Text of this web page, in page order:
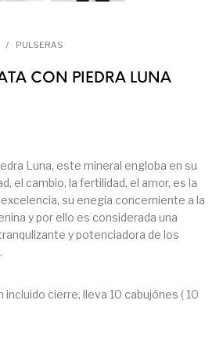
/ PULSERAS
CON PIEDRA LUNA
Luna, este mineral engloba en su
el cambio, la fertilidad, el amor, es la
su enegia concerniente a la
y por ello es considerada una
y potenciadora de los
cierre, lleva 10 cabujónes ( 10